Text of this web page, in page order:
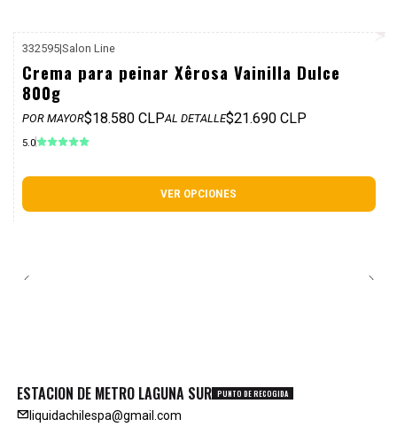
332595|Salon Line
Crema para peinar Xêrosa Vainilla Dulce
800g
POR MAYOR$18.580 CLPAL DETALLE$21.690 CLP
5.0
VER OPCIONES
ESTACION DE METRO LAGUNA SUR PUNTO DE RECOGIDA
liquidachilespa@gmail.com